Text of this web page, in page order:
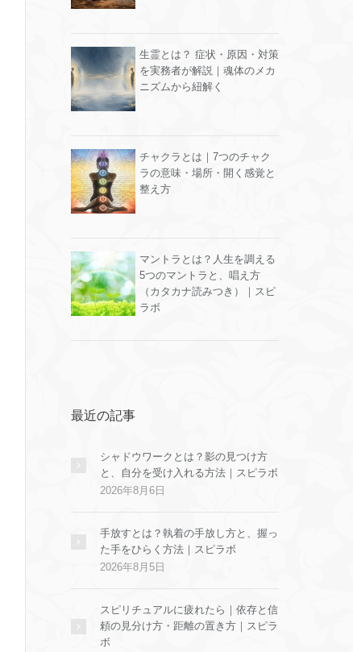
生霊とは？ 症状・原因・対策
を実務者が解説｜魂体のメカ
ニズムから紐解く
チャクラとは｜7つのチャク
ラの意味・場所・開く感覚と
整え方
マントラとは？人生を調える
5つのマントラと、唱え方
（カタカナ読みつき）｜スピ
ラボ
最近の記事
シャドウワークとは？影の見つけ方
と、自分を受け入れる方法｜スピラボ
2026年8月6日
手放すとは？執着の手放し方と、握っ
た手をひらく方法｜スピラボ
2026年8月5日
スピリチュアルに疲れたら｜依存と信
頼の見分け方・距離の置き方｜スピラ
ボ